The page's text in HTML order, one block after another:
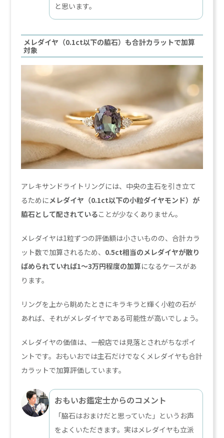
と思います。
メレダイヤ（0.1ct以下の脇石）も合計カラットで加算
対象
アレキサンドライトリングには、中央の主石を引き立て
るためにメレダイヤ（0.1ct以下の小粒ダイヤモンド）が
脇石として配されていることが少なくありません。
メレダイヤは1粒ずつの評価額は小さいものの、合計カラ
ット数で加算されるため、 0.5ct相当のメレダイヤが散り
ばめられていれば1〜3万円程度の加算になるケースがあ
ります。
リングを上から眺めたときにキラキラと輝く小粒の石が
あれば、それがメレダイヤである可能性が高いでしょう。
メレダイヤの価値は、一般店では見落とされがちなポイ
ントです。おもいおでは主石だけでなくメレダイヤも合計
カラットで加算評価しています。
おもいお鑑定士からのコメント
「脇石はおまけだと思っていた」というお声
をよくいただきます。実はメレダイヤも立派